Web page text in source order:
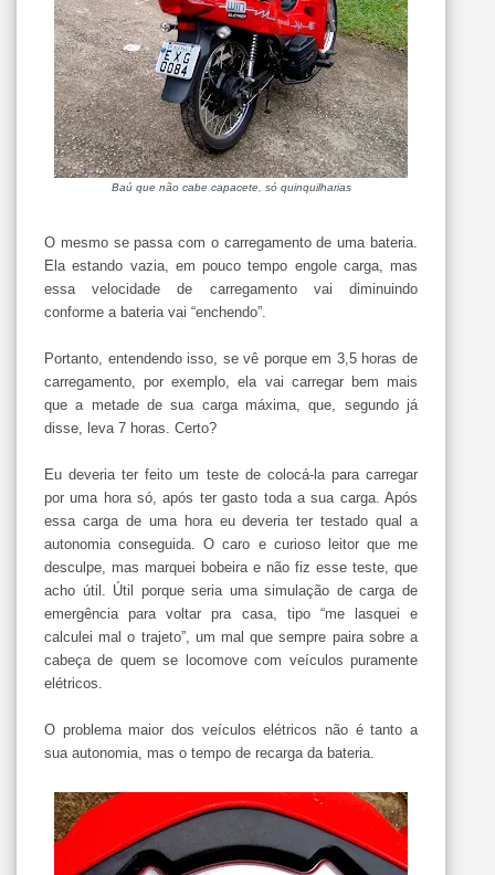
Baú que não cabe capacete, só quinquilharias
O mesmo se passa com o carregamento de uma bateria.
Ela estando vazia, em pouco tempo engole carga, mas
essa velocidade de carregamento vai diminuindo
conforme a bateria vai “enchendo”.
Portanto, entendendo isso, se vê porque em 3,5 horas de
carregamento, por exemplo, ela vai carregar bem mais
que a metade de sua carga máxima, que, segundo já
disse, leva 7 horas. Certo?
Eu deveria ter feito um teste de colocá-la para carregar
por uma hora só, após ter gasto toda a sua carga. Após
essa carga de uma hora eu deveria ter testado qual a
autonomia conseguida. O caro e curioso leitor que me
desculpe, mas marquei bobeira e não fiz esse teste, que
acho útil. Útil porque seria uma simulação de carga de
emergência para voltar pra casa, tipo “me lasquei e
calculei mal o trajeto”, um mal que sempre paira sobre a
cabeça de quem se locomove com veículos puramente
elétricos.
O problema maior dos veículos elétricos não é tanto a
sua autonomia, mas o tempo de recarga da bateria.